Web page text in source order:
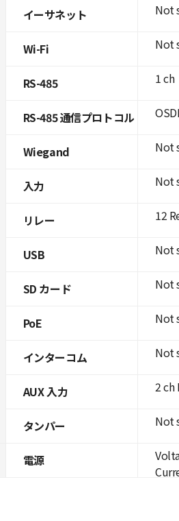
イーサネット
Wi-Fi
RS-485
RS-485 通信プロトコル
Wiegand
入力
リレー
USB
SD カード
PoE
インターコム
AUX 入力
タンパー
電源
Not
Not
1 ch
Not
Not
12
Not
Not
Not
Not
2
Not